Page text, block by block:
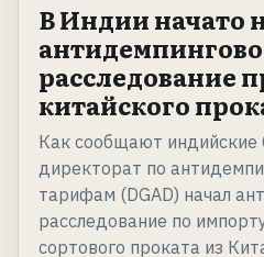
В Индии начато
расследование
китайского
Как сообщают индийские
директорат по
тарифам (DGAD) начал
расследование по
сортового проката из